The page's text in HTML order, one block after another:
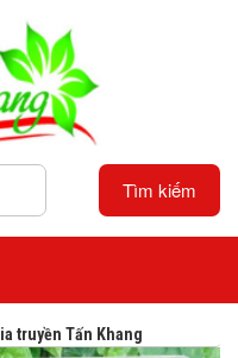
Tìm kiếm
truyền Tấn Khang